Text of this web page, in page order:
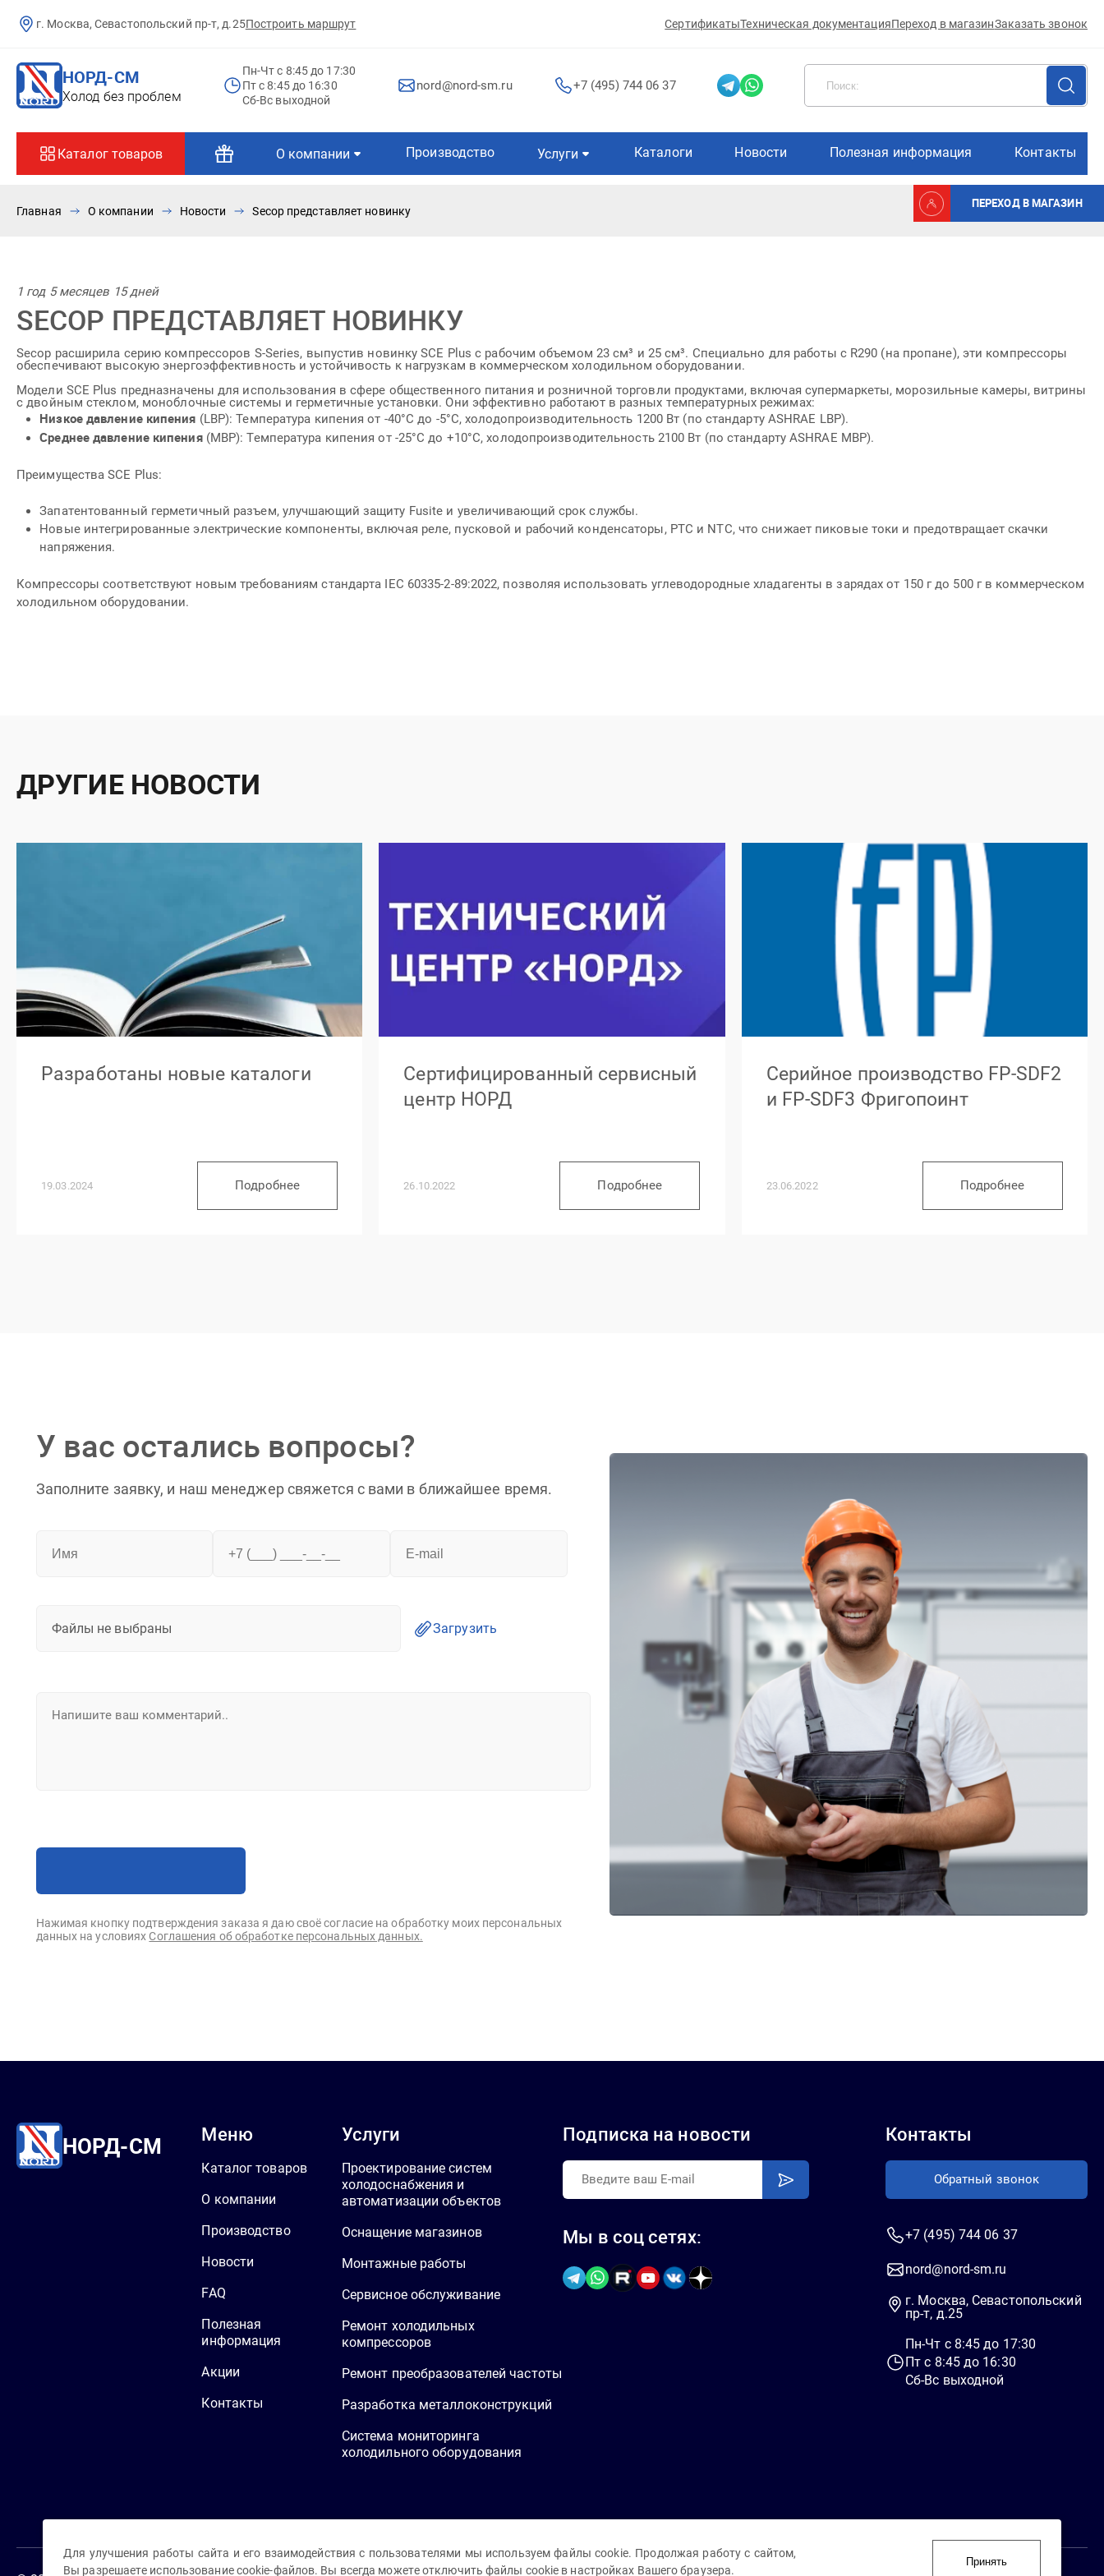
г. Москва, Севастопольский пр-т, д.25Построить маршрут СертификатыТехническая документацияПереход в магазинЗаказать звонок
НОРД-СМ
Холод без проблем
Пн-Чт c 8:45 до 17:30
Пт c 8:45 до 16:30
Сб-Вс выходной
nord@nord-sm.ru +7 (495) 744 06 37
Каталог товаров О компании Производство Услуги Каталоги Новости Полезная информация Контакты
ПЕРЕХОД В МАГАЗИН
Главная О компании Новости Secop представляет новинку
1 год 5 месяцев 15 дней
SECOP ПРЕДСТАВЛЯЕТ НОВИНКУ
Secop расширила серию компрессоров S-Series, выпустив новинку SCE Plus с рабочим объемом 23 см³ и 25 см³. Специально для работы с R290 (на пропане), эти компрессоры
обеспечивают высокую энергоэффективность и устойчивость к нагрузкам в коммерческом холодильном оборудовании.
Модели SCE Plus предназначены для использования в сфере общественного питания и розничной торговли продуктами, включая супермаркеты, морозильные камеры, витрины
с двойным стеклом, моноблочные системы и герметичные установки. Они эффективно работают в разных температурных режимах:
Низкое давление кипения (LBP): Температура кипения от -40°C до -5°C, холодопроизводительность 1200 Вт (по стандарту ASHRAE LBP).
Среднее давление кипения(MBP): Температура кипения от -25°C до +10°C, холодопроизводительность 2100 Вт (по стандарту ASHRAE MBP).
Преимущества SCE Plus:
Запатентованный герметичный разъем, улучшающий защиту Fusite и увеличивающий срок службы.
Новые интегрированные электрические компоненты, включая реле, пусковой и рабочий конденсаторы, PTC и NTC, что снижает пиковые токи и предотвращает скачки
напряжения.
Компрессоры соответствуют новым требованиям стандарта IEC 60335-2-89:2022, позволяя использовать углеводородные хладагенты в зарядах от 150 г до 500 г в коммерческом
холодильном оборудовании.
ДРУГИЕ НОВОСТИ
Разработаны новые каталоги
19.03.2024 Подробнее
Сертифицированный сервисный
центр НОРД
26.10.2022 Подробнее
Серийное производство FP-SDF2
и FP-SDF3 Фригопоинт
23.06.2022 Подробнее
У вас остались вопросы?
Заполните заявку, и наш менеджер свяжется с вами в ближайшее время.
Файлы не выбраны Загрузить
Нажимая кнопку подтверждения заказа я даю своё согласие на обработку моих персональных
данных на условиях Соглашения об обработке персональных данных.
НОРД-СМ Меню
Каталог товаров
О компании
Производство
Новости
FAQ
Полезная
информация
Акции
Контакты
Услуги
Проектирование систем
холодоснабжения и
автоматизации объектов
Оснащение магазинов
Монтажные работы
Сервисное обслуживание
Ремонт холодильных
компрессоров
Ремонт преобразователей частоты
Разработка металлоконструкций
Система мониторинга
холодильного оборудования
Подписка на новости
Мы в соц сетях:
Контакты
Обратный звонок
+7 (495) 744 06 37
nord@nord-sm.ru
г. Москва, Севастопольский
пр-т, д.25
Пн-Чт c 8:45 до 17:30
Пт c 8:45 до 16:30
Сб-Вс выходной
Для улучшения работы сайта и его взаимодействия с пользователями мы используем файлы cookie. Продолжая работу с сайтом,
Вы разрешаете использование cookie-файлов. Вы всегда можете отключить файлы cookie в настройках Вашего браузера.
Принять